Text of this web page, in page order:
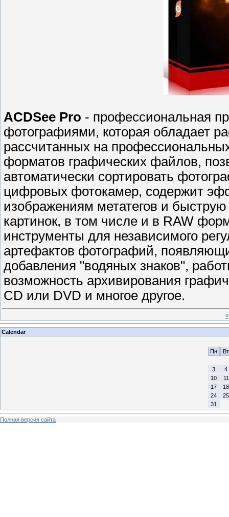
ACDSee Pro - профессиональная
фотографиями, которая обладает
рассчитанных на
форматов графических файлов,
автоматически сортировать
цифровых фотокамер, содержит
изображениям метатегов и
картинок, в том числе и в RAW
инструменты для независимого
артефактов фотографий,
добавления "водяных знаков",
возможность архивирования
CD или DVD и многое другое.
«
Calendar
Пн
Вт
3
4
10
11
17
18
24
25
31
Полная версия сайта